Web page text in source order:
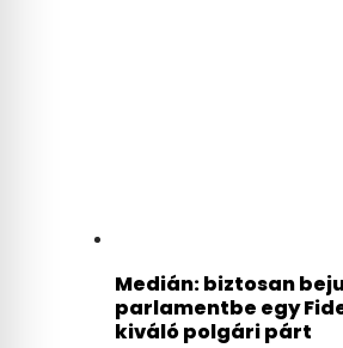
Medián: biztosan
parlamentbe egy
kiváló polgári párt